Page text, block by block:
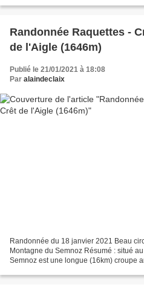
Randonnée Raquettes -
de l'Aigle (1646m)
Publié le 21/01/2021 à 18:08
Par alaindeclaix
Randonnée du 18 janvier 2021 Beau
Montagne du Semnoz Résumé : situé
Semnoz est une longue (16km) croupe